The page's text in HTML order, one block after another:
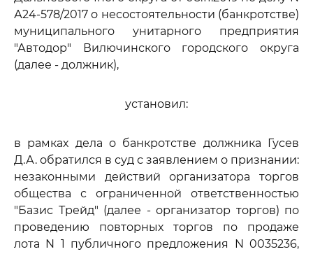
А24-578/2017 о несостоятельности (банкротстве)
муниципального унитарного предприятия
"Автодор" Вилючинского городского округа
(далее - должник),
установил:
в рамках дела о банкротстве должника Гусев
Д.А. обратился в суд с заявлением о признании:
незаконными действий организатора торгов
общества с ограниченной ответственностью
"Базис Трейд" (далее - организатор торгов) по
проведению повторных торгов по продаже
лота N 1 публичного предложения N 0035236,